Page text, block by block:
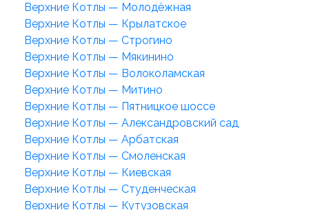
Верхние Котлы — Молодёжная
Верхние Котлы — Крылатское
Верхние Котлы — Строгино
Верхние Котлы — Мякинино
Верхние Котлы — Волоколамская
Верхние Котлы — Митино
Верхние Котлы — Пятницкое шоссе
Верхние Котлы — Александровский сад
Верхние Котлы — Арбатская
Верхние Котлы — Смоленская
Верхние Котлы — Киевская
Верхние Котлы — Студенческая
Верхние Котлы — Кутузовская